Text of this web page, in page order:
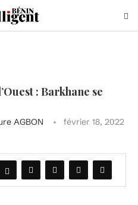
: Barkhane se
AGBON
février 18, 2022